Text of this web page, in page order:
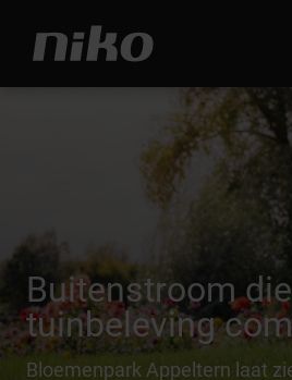
Buitenstroom
tuinbeleving
Bloemenpark Appeltern laat